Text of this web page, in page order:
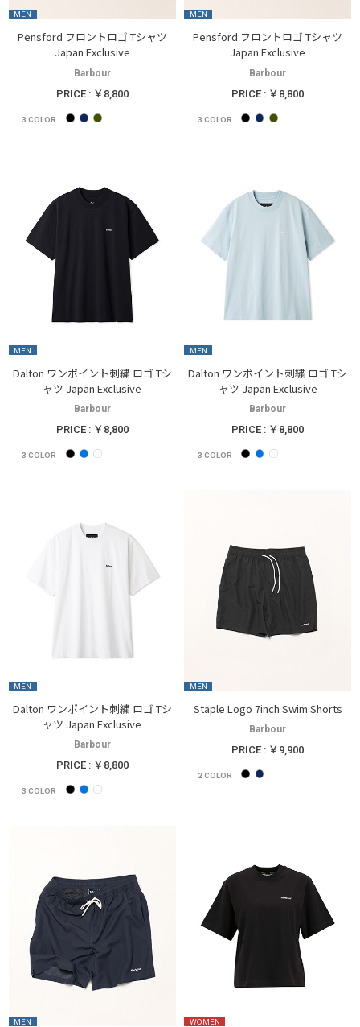
MEN
Pensford フロントロゴ Tシャツ
Japan Exclusive
Barbour
PRICE : ￥8,800
3 COLOR
MEN
Pensford フロントロゴ Tシャツ
Japan Exclusive
Barbour
PRICE : ￥8,800
3 COLOR
MEN
Dalton ワンポイント刺繍 ロゴ Tシ
ャツ Japan Exclusive
Barbour
PRICE : ￥8,800
3 COLOR
MEN
Dalton ワンポイント刺繍 ロゴ Tシ
ャツ Japan Exclusive
Barbour
PRICE : ￥8,800
3 COLOR
MEN
Dalton ワンポイント刺繍 ロゴ Tシ
ャツ Japan Exclusive
Barbour
PRICE : ￥8,800
3 COLOR
MEN
Staple Logo 7inch Swim Shorts
Barbour
PRICE : ￥9,900
2COLOR
MEN WOMEN